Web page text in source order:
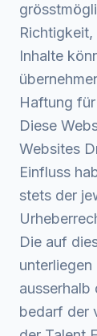
Inhalte
Haftung
Diese
Websites
Einfluss
stets der
Die auf
ausserhalb
bedarf der